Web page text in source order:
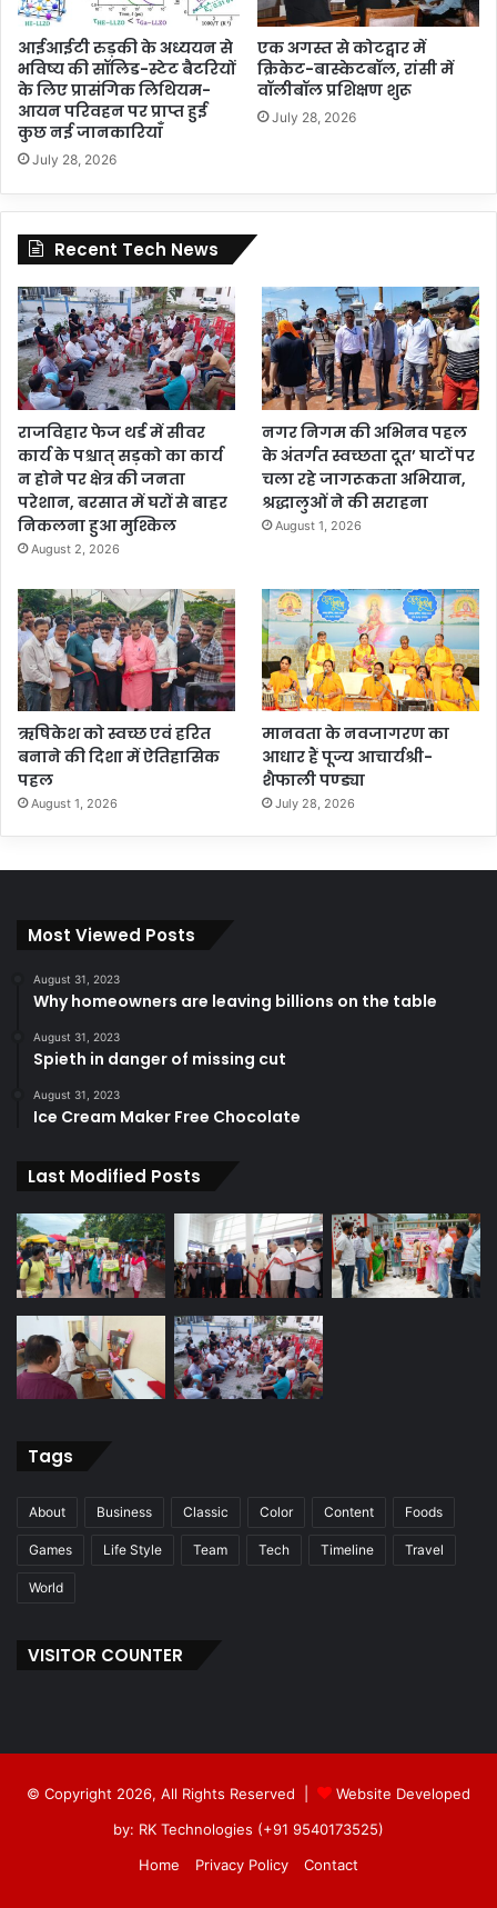
आईआईटी रुड़की के अध्ययन से
भविष्य की सॉलिड-स्टेट बैटरियों
के लिए प्रासंगिक लिथियम-
आयन परिवहन पर प्राप्त हुई
कुछ नई जानकारियाँ
July 28, 2026
एक अगस्त से कोटद्वार में
क्रिकेट-बास्केटबॉल, रांसी में
वॉलीबॉल प्रशिक्षण शुरू
July 28, 2026
Recent Tech News
राजविहार फेज थर्ड में सीवर
कार्य के पश्चात् सड़को का कार्य
न होने पर क्षेत्र की जनता
परेशान, बरसात में घरों से बाहर
निकलना हुआ मुश्किल
August 2, 2026
नगर निगम की अभिनव पहल
के अंतर्गत स्वच्छता दूत’ घाटों पर
चला रहे जागरूकता अभियान,
श्रद्धालुओं ने की सराहना
August 1, 2026
ऋषिकेश को स्वच्छ एवं हरित
बनाने की दिशा में ऐतिहासिक
पहल
August 1, 2026
मानवता के नवजागरण का
आधार हैं पूज्य आचार्यश्री-
शैफाली पण्ड्या
July 28, 2026
Most Viewed Posts
August 31, 2023
Why homeowners are leaving billions on the table
August 31, 2023
Spieth in danger of missing cut
August 31, 2023
Ice Cream Maker Free Chocolate
Last Modified Posts
Tags
About Business Classic Color Content Foods
Games Life Style Team Tech Timeline Travel
World
VISITOR COUNTER
© Copyright 2026, All Rights Reserved |
Website Developed
by: RK Technologies (+91 9540173525)
Home
Privacy Policy Contact